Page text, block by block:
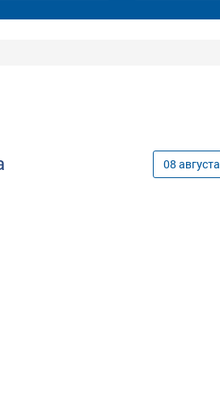
08 августа